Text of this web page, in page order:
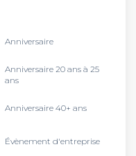
Anniversaire
Anniversaire 20 ans à 25
ans
Anniversaire 40+ ans
Évènement d'entreprise